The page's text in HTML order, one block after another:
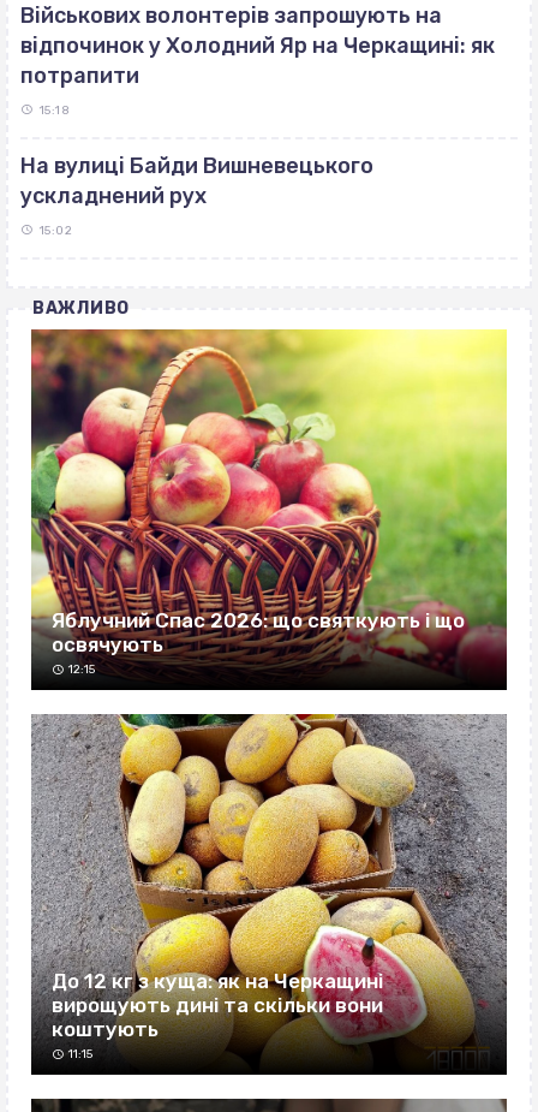
Військових волонтерів запрошують на
відпочинок у Холодний Яр на Черкащині: як
потрапити
15:18
На вулиці Байди Вишневецького
ускладнений рух
15:02
ВАЖЛИВО
Яблучний Спас 2026: що святкують і що
освячують
12:15
До 12 кг з куща: як на Черкащині
вирощують дині та скільки вони
коштують
11:15